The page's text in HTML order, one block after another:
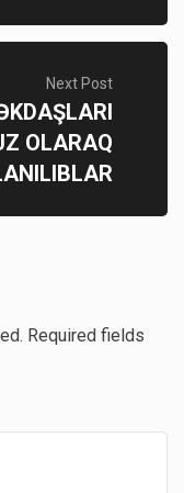
Next Post
OLARAQ
Required fields